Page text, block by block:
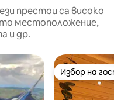
престои са високо
местоположение,
и др.
Избор на
Избор на